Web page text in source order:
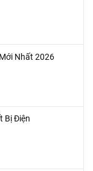
Nhất 2026
Bị Điện